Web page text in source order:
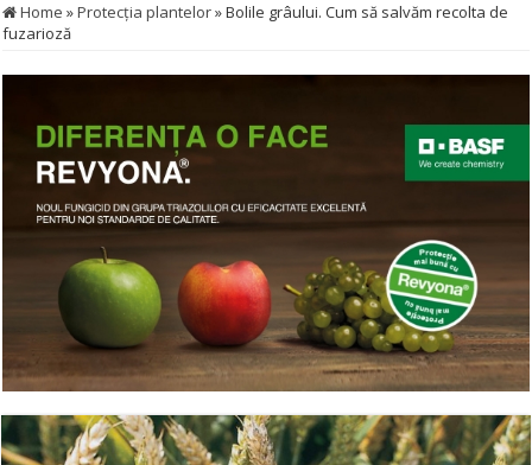
Home »Protecţia plantelor»Bolile grâului. Cum să salvăm recolta de
fuzarioză